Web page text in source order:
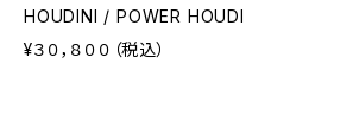
HOUDINI / POWER HOUDI
¥３０，８００（税込）